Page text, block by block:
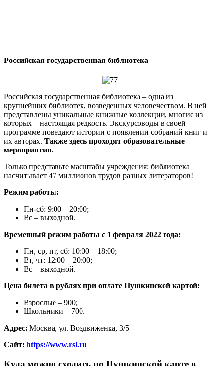
Российская государственная библиотека
Российская государственная библиотека – одна из
крупнейших библиотек, возведенных человечеством. В ней
представлены уникальные книжные коллекции, многие из
которых – настоящая редкость. Экскурсоводы в своей
программе поведают истории о появлении собраний книг и
их авторах. Также здесь проходят образовательные
мероприятия.
Только представьте масштабы учреждения: библиотека
насчитывает 47 миллионов трудов разных литераторов!
Режим работы:
Пн-сб: 9:00 – 20:00;
Вс – выходной.
Временный режим работы с 1 февраля 2022 года:
Пн, ср, пт, сб: 10:00 – 18:00;
Вт, чт: 12:00 – 20:00;
Вс – выходной.
Цена билета в рублях при оплате Пушкинской картой:
Взрослые – 900;
Школьники – 700.
Адрес: Москва, ул. Воздвиженка, 3/5
Сайт: https://www.rsl.ru
Куда можно сходить по Пушкинской карте в